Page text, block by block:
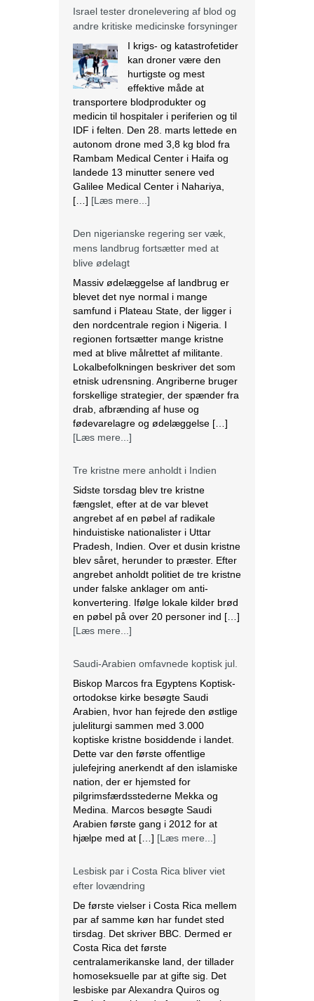
Israel tester dronelevering af blod og
andre kritiske medicinske forsyninger
I krigs- og katastrofetider
kan droner være den
hurtigste og mest
effektive måde at
transportere blodprodukter og
medicin til hospitaler i periferien og til
IDF i felten. Den 28. marts lettede en
autonom drone med 3,8 kg blod fra
Rambam Medical Center i Haifa og
landede 13 minutter senere ved
Galilee Medical Center i Nahariya,
[…] [Læs mere...]
Den nigerianske regering ser væk,
mens landbrug fortsætter med at
blive ødelagt
Massiv ødelæggelse af landbrug er
blevet det nye normal i mange
samfund i Plateau State, der ligger i
den nordcentrale region i Nigeria. I
regionen fortsætter mange kristne
med at blive målrettet af militante.
Lokalbefolkningen beskriver det som
etnisk udrensning. Angriberne bruger
forskellige strategier, der spænder fra
drab, afbrænding af huse og
fødevarelagre og ødelæggelse […]
[Læs mere...]
Tre kristne mere anholdt i Indien
Sidste torsdag blev tre kristne
fængslet, efter at de var blevet
angrebet af en pøbel af radikale
hinduistiske nationalister i Uttar
Pradesh, Indien. Over et dusin kristne
blev såret, herunder to præster. Efter
angrebet anholdt politiet de tre kristne
under falske anklager om anti-
konvertering. Ifølge lokale kilder brød
en pøbel på over 20 personer ind […]
[Læs mere...]
Saudi-Arabien omfavnede koptisk jul.
Biskop Marcos fra Egyptens Koptisk-
ortodokse kirke besøgte Saudi
Arabien, hvor han fejrede den østlige
juleliturgi sammen med 3.000
koptiske kristne bosiddende i landet.
Dette var den første offentlige
julefejring anerkendt af den islamiske
nation, der er hjemsted for
pilgrimsfærdsstederne Mekka og
Medina. Marcos besøgte Saudi
Arabien første gang i 2012 for at
hjælpe med at […] [Læs mere...]
Lesbisk par i Costa Rica bliver viet
efter lovændring
De første vielser i Costa Rica mellem
par af samme køn har fundet sted
tirsdag. Det skriver BBC. Dermed er
Costa Rica det første
centralamerikanske land, der tillader
homoseksuelle par at gifte sig. Det
lesbiske par Alexandra Quiros og